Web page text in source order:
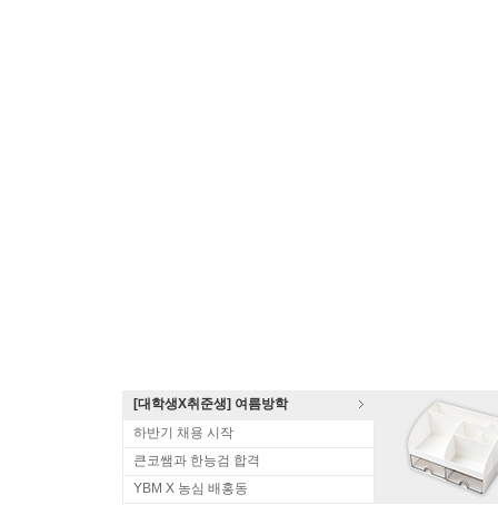
[대학생X취준생] 여름방학
하반기 채용 시작
큰코쌤과 한능검 합격
YBM X 농심 배홍동